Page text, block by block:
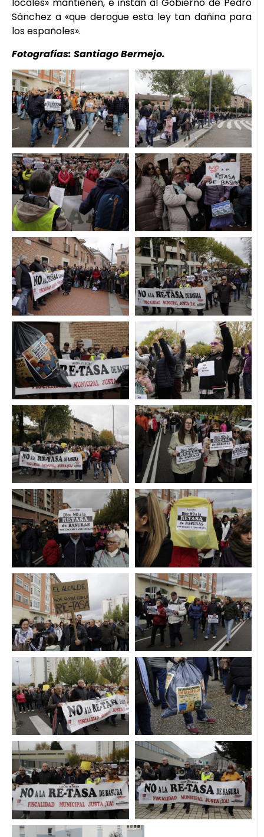
locales» mantienen, e instan al Gobierno de Pedro
Sánchez a «que derogue esta ley tan dañina para
los españoles».
Fotografías: Santiago Bermejo.